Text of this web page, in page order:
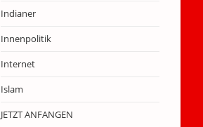
Indianer
Innenpolitik
Internet
Islam
JETZT ANFANGEN